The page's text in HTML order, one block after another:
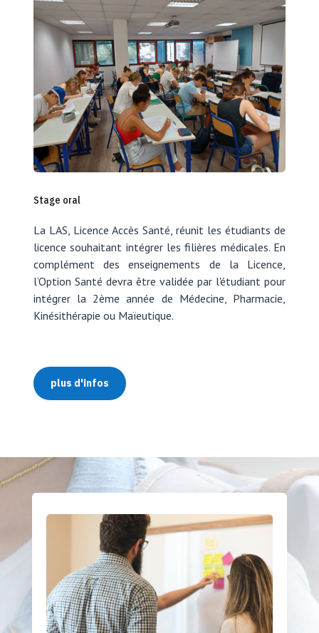
Stage oral
La LAS, Licence Accès Santé, réunit les étudiants de
licence souhaitant intégrer les filières médicales. En
complément des enseignements de la Licence,
l’Option Santé devra être validée par l'étudiant pour
intégrer la 2ème année de Médecine, Pharmacie,
Kinésithérapie ou Maïeutique.
plus d'infos